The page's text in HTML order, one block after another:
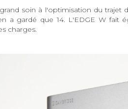
soin à l'optimisation du
a gardé que 14. L'EDGE W fait
charges.